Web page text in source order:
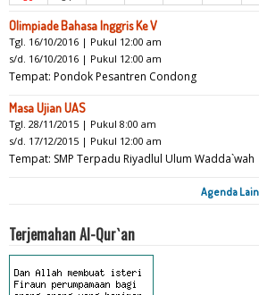
Olimpiade Bahasa Inggris Ke V
Tgl. 16/10/2016 | Pukul 12:00 am
s/d. 16/10/2016 | Pukul 12:00 am
Tempat: Pondok Pesantren Condong
Masa Ujian UAS
Tgl. 28/11/2015 | Pukul 8:00 am
s/d. 17/12/2015 | Pukul 12:00 am
Tempat: SMP Terpadu Riyadlul Ulum Wadda`wah
Agenda
Terjemahan Al-Qur`an